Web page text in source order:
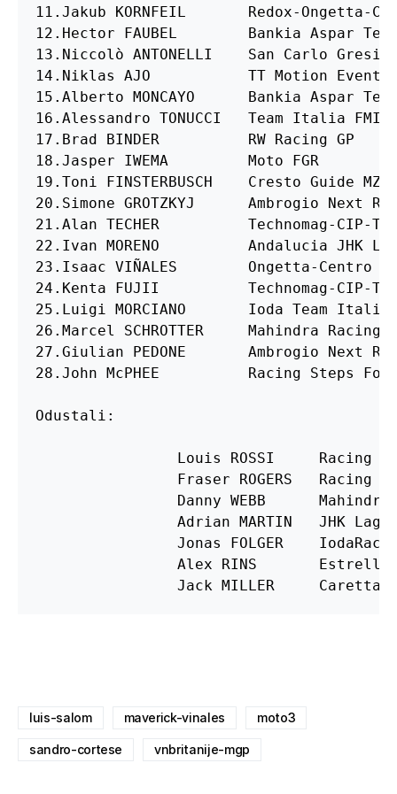
11.Jakub KORNFEIL	Redox-Ongetta-Centro 	+20.397
12.Hector FAUBEL	Bankia Aspar Team	+20.559
13.Niccolò ANTONELLI	San Carlo Gresini Moto3	+21.369
14.Niklas AJO		TT Motion Events Racing	+27.526
15.Alberto MONCAYO	Bankia Aspar Team	+27.708
16.Alessandro TONUCCI	Team Italia FMI		+28.032
17.Brad BINDER		RW Racing GP		+35.001
18.Jasper IWEMA		Moto FGR		+55.456
19.Toni FINSTERBUSCH	Cresto Guide MZ Racing	+55.559
20.Simone GROTZKYJ	Ambrogio Next Racing	+55.829
21.Alan TECHER		Technomag-CIP-TSR	+56.230
22.Ivan MORENO		Andalucia JHK Laglisse	+56.385
23.Isaac VIÑALES	Ongetta-Centro 		+1'05.383
24.Kenta FUJII		Technomag-CIP-TSR	+1'11.283
25.Luigi MORCIANO	Ioda Team Italia	+1'18.155
26.Marcel SCHROTTER	Mahindra Racing		+1 krug
27.Giulian PEDONE	Ambrogio Next Racing	+1 krug
28.John McPHEE		Racing Steps Foundation +2 kruga
Odustali:
Jack MILLER
luis-salom maverick-vinales moto3
sandro-cortese vnbritanije-mgp